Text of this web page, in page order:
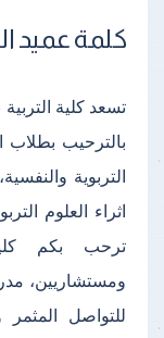
كلمة عميد
تسعد كلية
بالترحيب بطلاب
التربوية
اثراء العلوم
ترحب بكم
ومستشاريين،
للتواصل المثمر